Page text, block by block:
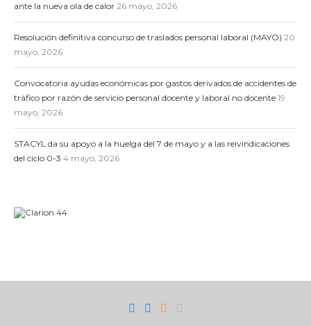
ante la nueva ola de calor 26 mayo, 2026
Resolución definitiva concurso de traslados personal laboral (MAYO) 20
mayo, 2026
Convocatoria ayudas económicas por gastos derivados de accidentes de
tráfico por razón de servicio personal docente y laboral no docente 19
mayo, 2026
STACYL da su apoyo a la huelga del 7 de mayo y a las reivindicaciones
del ciclo 0-3 4 mayo, 2026